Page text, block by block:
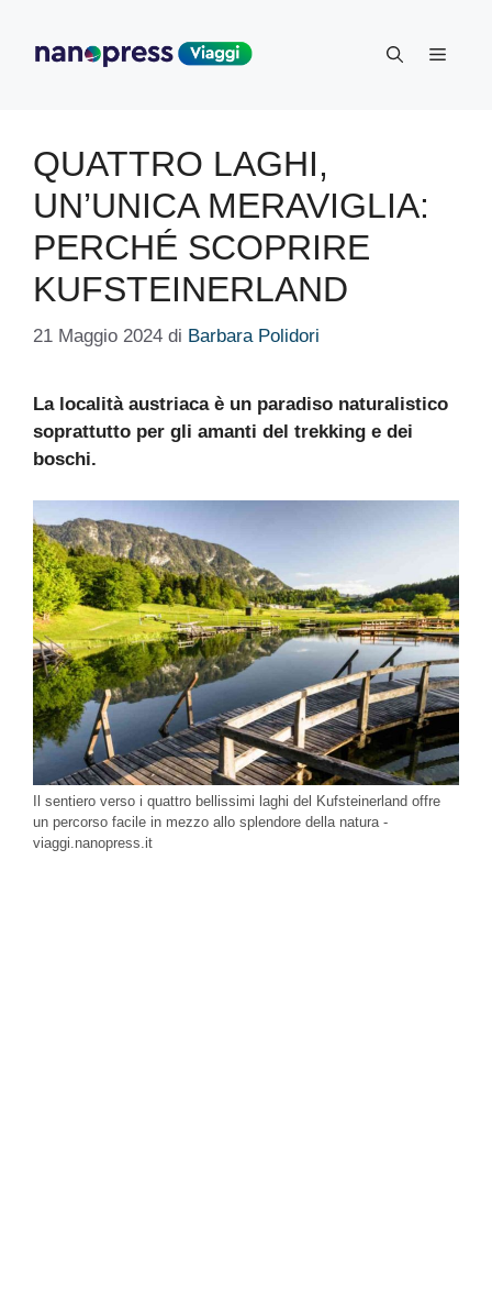
contenuto
Menu
QUATTRO LAGHI,
UN’UNICA MERAVIGLIA:
PERCHÉ SCOPRIRE
KUFSTEINERLAND
21 Maggio 2024 di Barbara Polidori
La località austriaca è un paradiso naturalistico
soprattutto per gli amanti del trekking e dei
boschi.
Il sentiero verso i quattro bellissimi laghi del Kufsteinerland offre
un percorso facile in mezzo allo splendore della natura -
viaggi.nanopress.it